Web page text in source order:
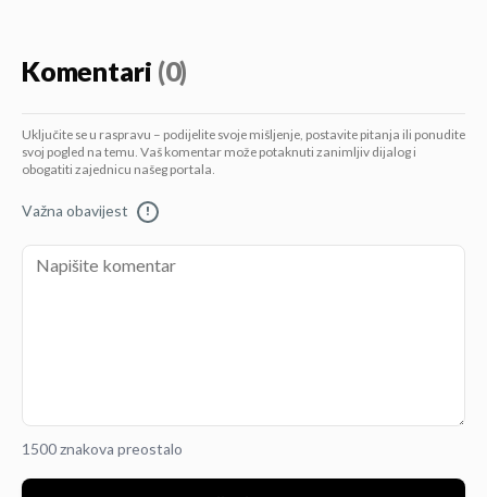
Komentari (0)
Uključite se u raspravu – podijelite svoje mišljenje, postavite pitanja ili ponudite
svoj pogled na temu. Vaš komentar može potaknuti zanimljiv dijalog i
obogatiti zajednicu našeg portala.
Važna obavijest !
1500 znakova preostalo